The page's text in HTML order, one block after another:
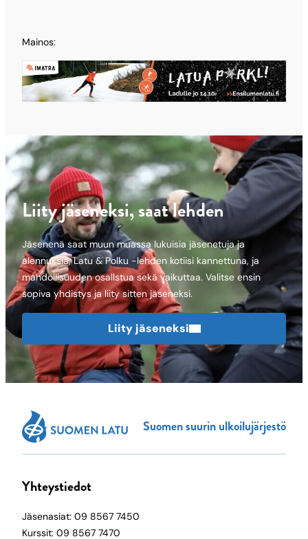
Mainos:
Liity jäseneksi, saat lehden
Jäsenenä saat muun muassa lukuisia jäsenetuja ja
alennuksia, Latu & Polku -lehden kotiisi kannettuna, ja
mahdollisuuden osallstua sekä vaikuttaa. Valitse ensin
sopiva yhdistys ja liity sitten jäseneksi.
Liity jäseneksi
Suomen suurin ulkoilujärjestö
Yhteystiedot
Jäsenasiat: 09 8567 7450
Kurssit: 09 8567 7470